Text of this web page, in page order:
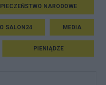
NARODOWE
SALON24 MEDIA
PIENIĄDZE